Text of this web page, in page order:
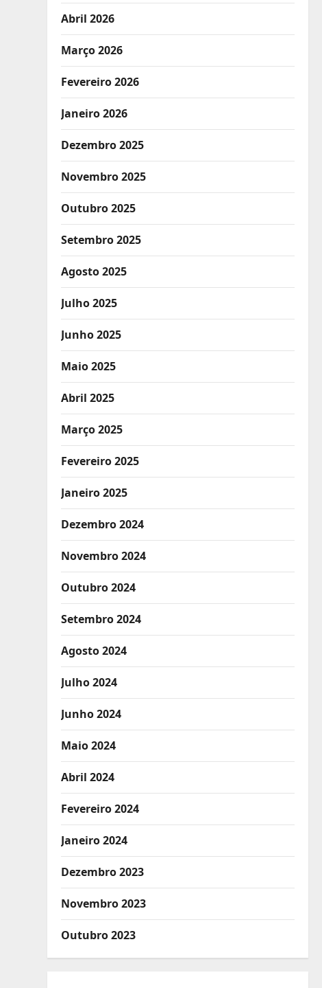
Abril 2026
Março 2026
Fevereiro 2026
Janeiro 2026
Dezembro 2025
Novembro 2025
Outubro 2025
Setembro 2025
Agosto 2025
Julho 2025
Junho 2025
Maio 2025
Abril 2025
Março 2025
Fevereiro 2025
Janeiro 2025
Dezembro 2024
Novembro 2024
Outubro 2024
Setembro 2024
Agosto 2024
Julho 2024
Junho 2024
Maio 2024
Abril 2024
Fevereiro 2024
Janeiro 2024
Dezembro 2023
Novembro 2023
Outubro 2023